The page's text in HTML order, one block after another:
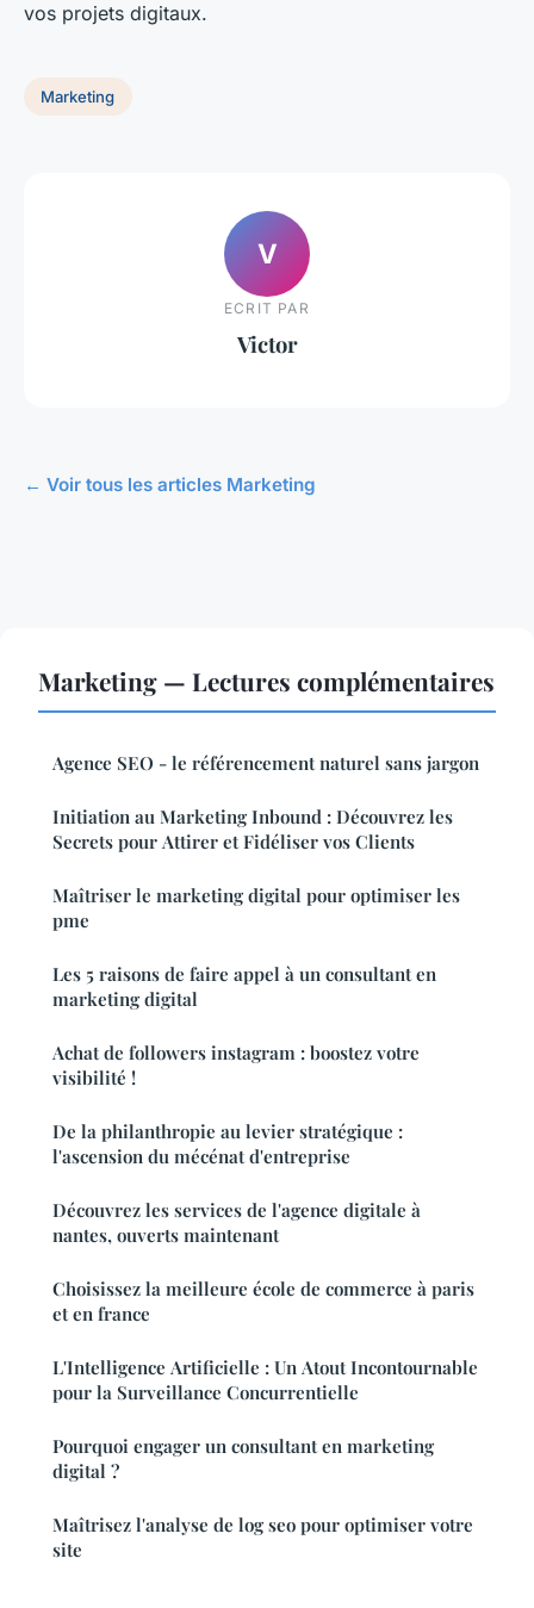
vos projets digitaux.
Marketing
V
ECRIT PAR
Victor
← Voir tous les articles Marketing
Marketing — Lectures complémentaires
Agence SEO - le référencement naturel sans jargon
Initiation au Marketing Inbound : Découvrez les
Secrets pour Attirer et Fidéliser vos Clients
Maîtriser le marketing digital pour optimiser les
pme
Les 5 raisons de faire appel à un consultant en
marketing digital
Achat de followers instagram : boostez votre
visibilité !
De la philanthropie au levier stratégique :
l'ascension du mécénat d'entreprise
Découvrez les services de l'agence digitale à
nantes, ouverts maintenant
Choisissez la meilleure école de commerce à paris
et en france
L'Intelligence Artificielle : Un Atout Incontournable
pour la Surveillance Concurrentielle
Pourquoi engager un consultant en marketing
digital ?
Maîtrisez l'analyse de log seo pour optimiser votre
site